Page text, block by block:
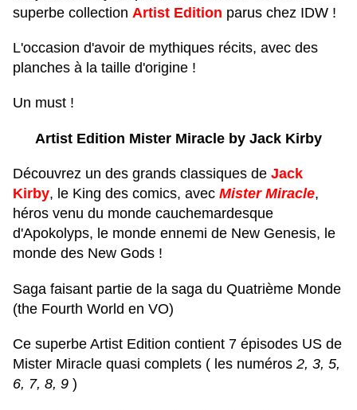
superbe collection Artist Edition parus chez IDW !
L'occasion d'avoir de mythiques récits, avec des
planches à la taille d'origine !
Un must !
Artist Edition Mister Miracle by Jack Kirby
Découvrez un des grands classiques de Jack
Kirby, le King des comics, avec Mister Miracle,
héros venu du monde cauchemardesque
d'Apokolyps, le monde ennemi de New Genesis, le
monde des New Gods !
Saga faisant partie de la saga du Quatrième Monde
(the Fourth World en VO)
Ce superbe Artist Edition contient 7 épisodes US de
Mister Miracle quasi complets ( les numéros 2, 3, 5,
6, 7, 8, 9 )